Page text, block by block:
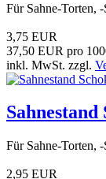
Für Sahne-Torten,
3,75 EUR
37,50 EUR pro
inkl. MwSt. zzgl.
Sahnestand
Für Sahne-Torten,
2,95 EUR